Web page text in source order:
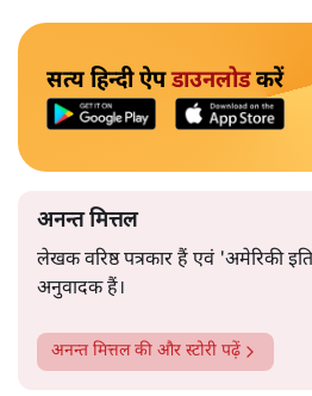
सत्य हिन्दी ऐपडाउनलोडकरें
अनन्त मित्तल
लेखक वरिष्ठ पत्रकार हैं एवं 'अमेरिकी
अनुवादक हैं।
अनन्त मित्तलकी और स्टोरी पढ़ें